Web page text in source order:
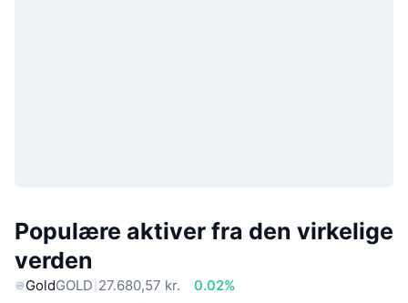
Populære aktiver fra den virkelige
verden
GoldGOLD 27.680,57 kr.
0.02%